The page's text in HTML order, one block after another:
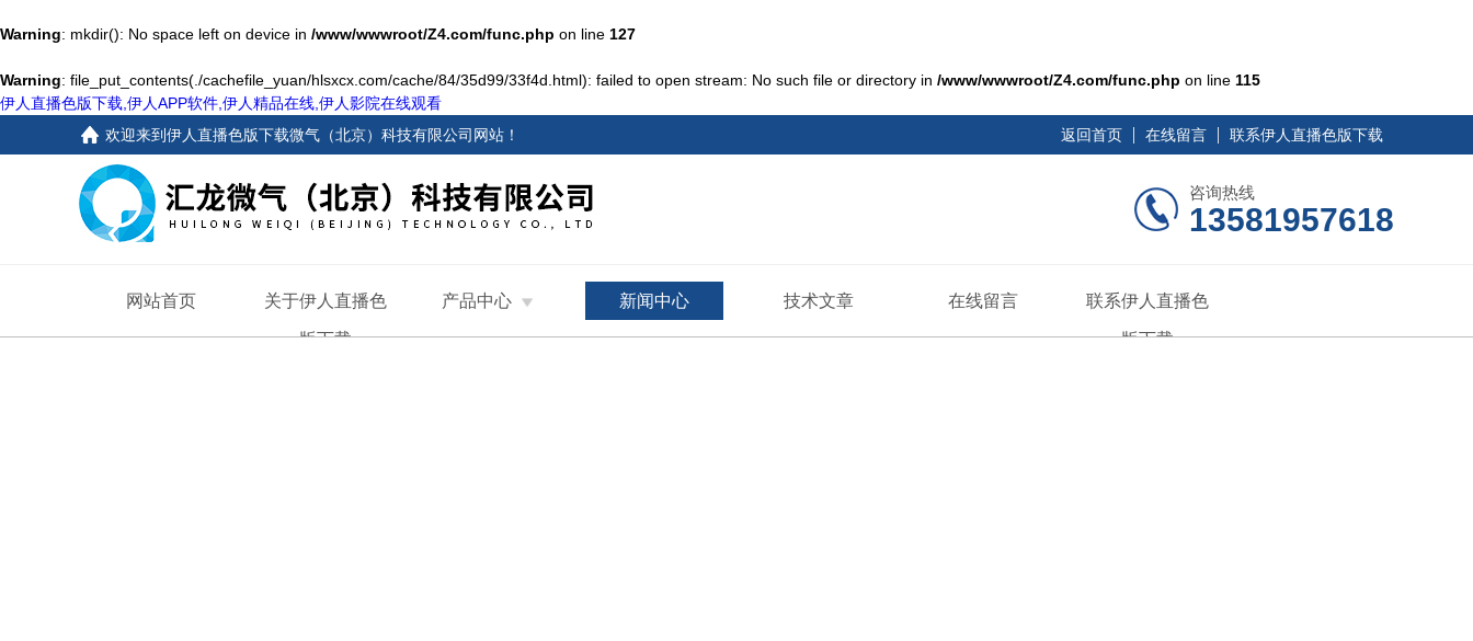
Warning: mkdir(): No space left on device in /www/wwwroot/Z4.com/func.php on line 127
Warning: file_put_contents(./cachefile_yuan/hlsxcx.com/cache/84/35d99/33f4d.html): failed to open stream: No such file or directory in /www/wwwroot/Z4.com/func.php on line 115
伊人直播色版下载,伊人APP软件,伊人精品在线,伊人影院在线观看
欢迎来到伊人直播色版下载微气（北京）科技有限公司网站 ！ 返回首页 在线留言 联系伊人直播色版下载
咨询热线
13581957618
网站首页 关于伊人直播色
版下载
产品中心 新闻中心 技术文章 在线留言 联系伊人直播色
版下载